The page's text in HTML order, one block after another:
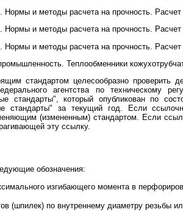
и методы расчета на прочность.
и методы расчета на прочность. Расчет
и методы расчета на прочность. Расчет
Теплообменники
стандартом целесообразно проверить
агентства по техническому
стандарты", который опубликован по
стандарты" за текущий год. Если
(измененным) стандартом. Если
эту ссылку.
обозначения:
изгибающего момента в
(шпилек) по внутреннему диаметру резьбы